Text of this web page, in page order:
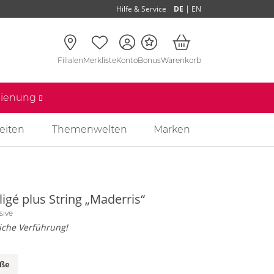
Hilfe & Service DE | EN
FilialenMerklisteKontoBonusWarenkorb
Themenwelten Marken
plus String „Maderris“
Verführung!